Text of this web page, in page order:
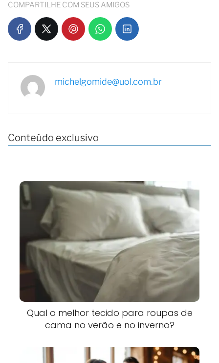
COMPARTILHE COM SEUS AMIGOS
michelgomide@uol.com.br
Conteúdo exclusivo
Qual o melhor tecido para roupas de
cama no verão e no inverno?